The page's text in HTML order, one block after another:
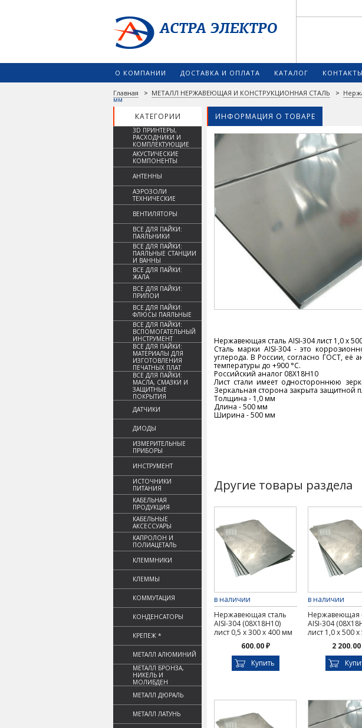
О КОМПАНИИ ДОСТАВКА И ОПЛАТА КАТАЛОГ КОНТАКТЫ
Главная > МЕТАЛЛ НЕРЖАВЕЮЩАЯ И КОНСТРУКЦИОННАЯ СТАЛЬ >
мм
КАТЕГОРИИ ИНФОРМАЦИЯ О ТОВАРЕ
3D ПРИНТЕРЫ,
РАСХОДНИКИ И
КОМПЛЕКТУЮЩИЕ
АКУСТИЧЕСКИЕ
КОМПОНЕНТЫ
АНТЕННЫ
АЭРОЗОЛИ
ТЕХНИЧЕСКИЕ
ВЕНТИЛЯТОРЫ
ВСЕ ДЛЯ ПАЙКИ:
ПАЯЛЬНИКИ
ВСЕ ДЛЯ ПАЙКИ:
ПАЯЛЬНЫЕ СТАНЦИИ
И ВАННЫ
ВСЕ ДЛЯ ПАЙКИ:
ЖАЛА
ВСЕ ДЛЯ ПАЙКИ:
ПРИПОИ
ВСЕ ДЛЯ ПАЙКИ:
ФЛЮСЫ ПАЯЛЬНЫЕ
ВСЕ ДЛЯ ПАЙКИ:
ВСПОМОГАТЕЛЬНЫЙ
ИНСТРУМЕНТ
ВСЕ ДЛЯ ПАЙКИ:
МАТЕРИАЛЫ ДЛЯ
ИЗГОТОВЛЕНИЯ
ПЕЧАТНЫХ ПЛАТ
ВСЕ ДЛЯ ПАЙКИ:
МАСЛА, СМАЗКИ И
ЗАЩИТНЫЕ
ПОКРЫТИЯ
ДАТЧИКИ
ДИОДЫ
ИЗМЕРИТЕЛЬНЫЕ
ПРИБОРЫ
ИНСТРУМЕНТ
ИСТОЧНИКИ
ПИТАНИЯ
КАБЕЛЬНАЯ
ПРОДУКЦИЯ
КАБЕЛЬНЫЕ
АКСЕССУАРЫ
КАПРОЛОН И
ПОЛИАЦЕТАЛЬ
КЛЕММНИКИ
КЛЕММЫ
КОММУТАЦИЯ
КОНДЕНСАТОРЫ
КРЕПЕЖ *
МЕТАЛЛ АЛЮМИНИЙ
МЕТАЛЛ БРОНЗА,
НИКЕЛЬ И
МОЛИБДЕН
МЕТАЛЛ ДЮРАЛЬ
МЕТАЛЛ ЛАТУНЬ
Нержавеющая сталь AISI-304 лист 1,0 х
Сталь марки AISI-304 - это
углерода. В России, согласно ГОСТ, её
температуры до +900 °С.
Российский аналог 08Х18Н10
Лист стали имеет одностороннюю
Зеркальная сторона закрыта защитной
Толщина - 1,0 мм
Длина - 500 мм
Ширина - 500 мм
Другие товары раздела
в наличии
Нержавеющая сталь
AISI-304 (08Х18Н10)
лист 0,5 х 300 х 400 мм
600.00 ₽
Купить
в наличии
Нержавеющая
AISI-304
лист 1,0 х 500
2